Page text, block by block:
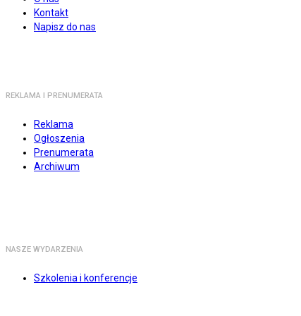
Kontakt
Napisz do nas
REKLAMA I PRENUMERATA
Reklama
Ogłoszenia
Prenumerata
Archiwum
NASZE WYDARZENIA
Szkolenia i konferencje